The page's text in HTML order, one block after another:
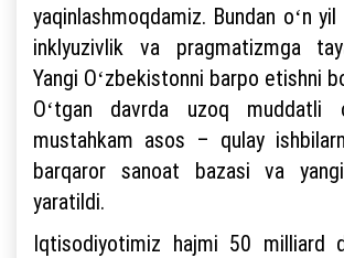
yaqinlashmoqdamiz. Bundan oʻn
inklyuzivlik va pragmatizmga
Yangi Oʻzbekistonni barpo etishni
Oʻtgan davrda uzoq muddatli
mustahkam asos – qulay
barqaror sanoat bazasi va
yaratildi.
Iqtisodiyotimiz hajmi 50 milliard